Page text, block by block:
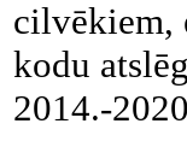
cilvēkiem,
kodu
2014.-